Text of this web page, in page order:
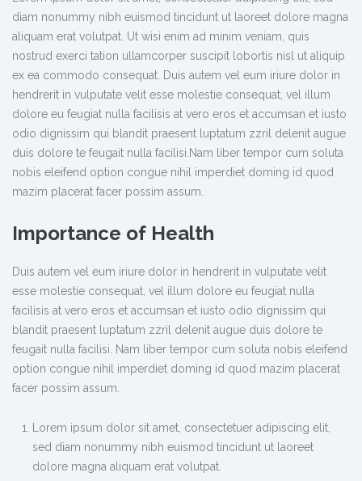
diam nonummy nibh euismod tincidunt ut laoreet dolore magna
aliquam erat volutpat. Ut wisi enim ad minim veniam, quis
nostrud exerci tation ullamcorper suscipit lobortis nisl ut aliquip
ex ea commodo consequat. Duis autem vel eum iriure dolor in
hendrerit in vulputate velit esse molestie consequat, vel illum
dolore eu feugiat nulla facilisis at vero eros et accumsan et iusto
odio dignissim qui blandit praesent luptatum zzril delenit augue
duis dolore te feugait nulla facilisi.Nam liber tempor cum soluta
nobis eleifend option congue nihil imperdiet doming id quod
mazim placerat facer possim assum.
Importance of Health
Duis autem vel eum iriure dolor in hendrerit in vulputate velit
esse molestie consequat, vel illum dolore eu feugiat nulla
facilisis at vero eros et accumsan et iusto odio dignissim qui
blandit praesent luptatum zzril delenit augue duis dolore te
feugait nulla facilisi. Nam liber tempor cum soluta nobis eleifend
option congue nihil imperdiet doming id quod mazim placerat
facer possim assum.
Lorem ipsum dolor sit amet, consectetuer adipiscing elit,
sed diam nonummy nibh euismod tincidunt ut laoreet
dolore magna aliquam erat volutpat.